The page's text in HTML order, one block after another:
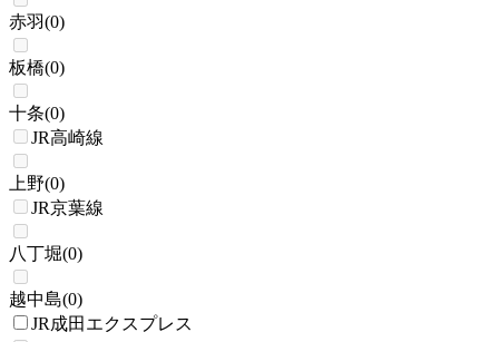
赤羽(0)
板橋(0)
十条(0)
JR高崎線
上野(0)
JR京葉線
八丁堀(0)
越中島(0)
JR成田エクスプレス